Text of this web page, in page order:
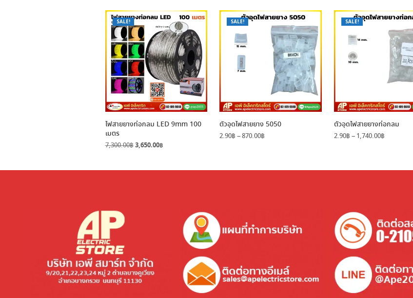
SALE!
ไฟสายยางท่อกลม LED 9mm 100
เมตร
7,300.00฿Original
7,300.00฿.
3,650.00฿Current
3,650.00฿.
SALE!
ตัวอุดไฟสายยาง 5050
2.90฿ –870.00฿
870.00฿
SALE!
ตัวอุดไฟสายยางท่อกลม
2.90฿ – 1,740.00฿Price
1,740.00฿